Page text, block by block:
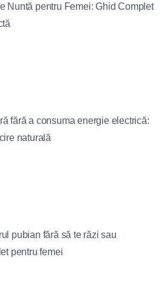
Nuntă pentru Femei: Ghid Complet
fără a consuma energie electrică:
naturală
pubian fără să te răzi sau
pentru femei